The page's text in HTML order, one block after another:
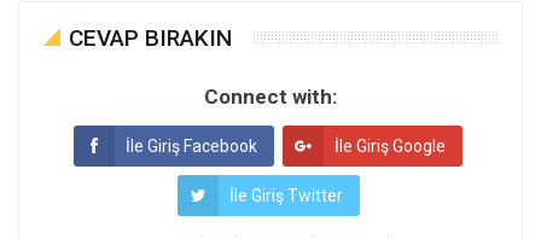
CEVAP BIRAKIN
Connect with:
İle Giriş Facebook İle Giriş Google
İle Giriş Twitter